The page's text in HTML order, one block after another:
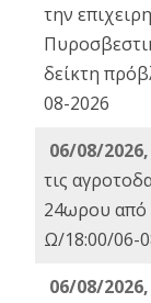
την
δείκτη
08-2026
06/08/
τις
24ωρου από
Ω/18:00/06-
06/08/